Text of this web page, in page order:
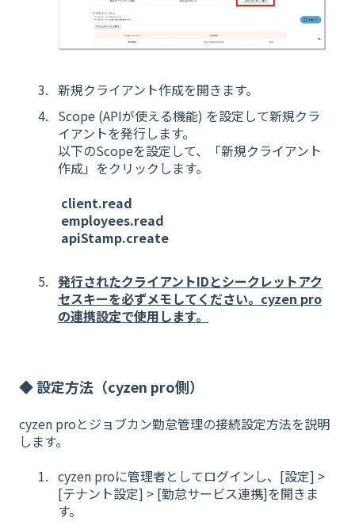
新規クライアント作成を開きます。
Scope (APIが使える機能) を設定して新規クラ
イアントを発行します。
以下のScopeを設定して、「新規クライアント
作成」をクリックします。
client.read
employees.read
apiStamp.create
発行されたクライアントIDとシークレットアク
セスキーを必ずメモしてください。cyzen pro
の連携設定で使用します。
◆ 設定方法（cyzen pro側）
cyzen proとジョブカン勤怠管理の接続設定方法を説明
します。
cyzen proに管理者としてログインし、[設定] >
[テナント設定] > [勤怠サービス連携]を開きま
す。